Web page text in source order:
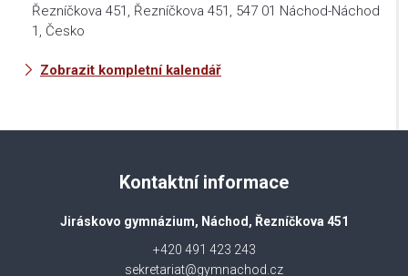
Řezníčkova 451, Řezníčkova 451, 547 01 Náchod-Náchod
1, Česko
Zobrazit kompletní kalendář
Kontaktní informace
Jiráskovo gymnázium, Náchod, Řezníčkova 451
+420 491 423 243
sekretariat@gymnachod.cz